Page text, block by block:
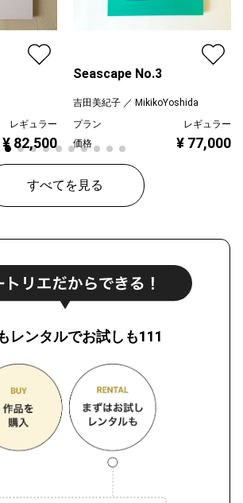
レギュラー
¥ 82,500
Seascape No.3
吉田美紀子 ／ MikikoYoshida
プラン
レギュラー
価格
¥ 77,000
すべてを見る
レンタルでお試しも111